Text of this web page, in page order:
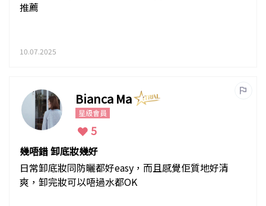
推薦
10.07.2025
Bianca Ma
星級會員
5
幾唔錯 卸底妝幾好
日常卸底妝同防曬都好easy，而且感覺佢質地好清
爽，卸完妝可以唔過水都OK